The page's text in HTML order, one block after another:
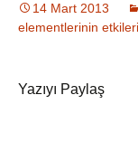
14 Mart 2013
elementlerinin etkileri
Yazıyı Paylaş